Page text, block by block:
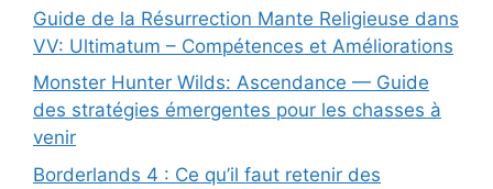
Guide de la Résurrection Mante Religieuse dans
VV: Ultimatum – Compétences et Améliorations
Monster Hunter Wilds: Ascendance — Guide
des stratégies émergentes pour les chasses à
venir
Borderlands 4 : Ce qu’il faut retenir des